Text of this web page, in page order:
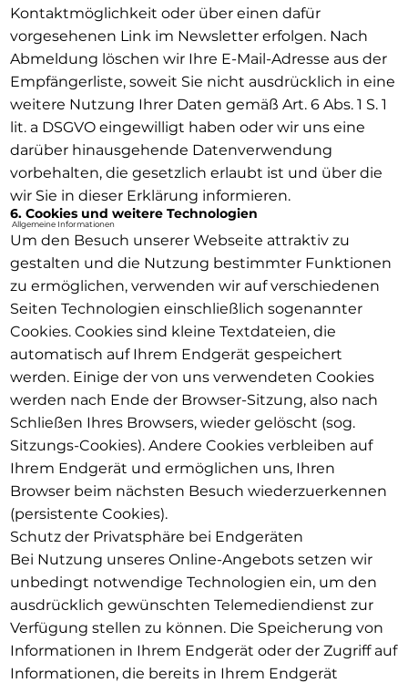
Kontaktmöglichkeit oder über einen dafür
vorgesehenen Link im Newsletter erfolgen. Nach
Abmeldung löschen wir Ihre E-Mail-Adresse aus der
Empfängerliste, soweit Sie nicht ausdrücklich in eine
weitere Nutzung Ihrer Daten gemäß Art. 6 Abs. 1 S. 1
lit. a DSGVO eingewilligt haben oder wir uns eine
darüber hinausgehende Datenverwendung
vorbehalten, die gesetzlich erlaubt ist und über die
wir Sie in dieser Erklärung informieren.
6. Cookies und weitere Technologien
Allgemeine Informationen
Um den Besuch unserer Webseite attraktiv zu
gestalten und die Nutzung bestimmter Funktionen
zu ermöglichen, verwenden wir auf verschiedenen
Seiten Technologien einschließlich sogenannter
Cookies. Cookies sind kleine Textdateien, die
automatisch auf Ihrem Endgerät gespeichert
werden. Einige der von uns verwendeten Cookies
werden nach Ende der Browser-Sitzung, also nach
Schließen Ihres Browsers, wieder gelöscht (sog.
Sitzungs-Cookies). Andere Cookies verbleiben auf
Ihrem Endgerät und ermöglichen uns, Ihren
Browser beim nächsten Besuch wiederzuerkennen
(persistente Cookies).
Schutz der Privatsphäre bei Endgeräten
Bei Nutzung unseres Online-Angebots setzen wir
unbedingt notwendige Technologien ein, um den
ausdrücklich gewünschten Telemediendienst zur
Verfügung stellen zu können. Die Speicherung von
Informationen in Ihrem Endgerät oder der Zugriff auf
Informationen, die bereits in Ihrem Endgerät